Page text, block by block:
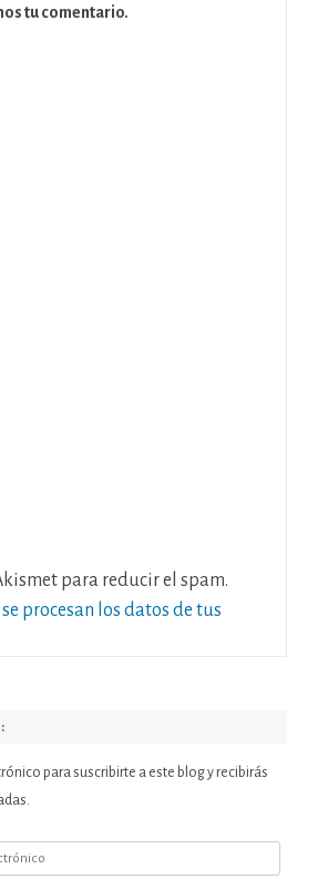
tu comentario.
para reducir el spam.
procesan los datos de tus
para suscribirte a este blog y recibirás